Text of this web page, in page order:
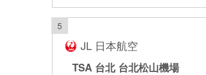
5
JL 日本航空
TSA 台北台北松山機場